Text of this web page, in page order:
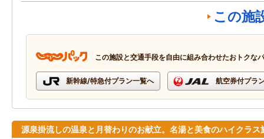
この施
この施設と交通手段を自由に組み合わせたおトクな
新幹線/特急付プラン一覧へ 航空券付プラ
源泉掛流しの温泉と月替わりのお献立。名湯と美食のハイクラス